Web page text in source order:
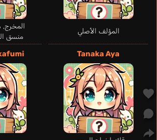
المؤلف الأصلي
المخرج,
منسق
Tanaka Aya
Itou Ayasa